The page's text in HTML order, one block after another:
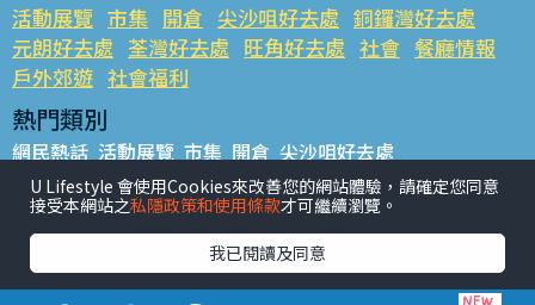
活動展覽 市集 開倉 尖沙咀好去處 銅鑼灣好去處
元朗好去處 荃灣好去處 旺角好去處 社會 餐廳情報
戶外郊遊 社會福利
熱門類別
網民熱話 活動展覽 市集 開倉 尖沙咀好去處
銅鑼灣好去處 元朗好去處 荃灣好去處 旺角好去處 社會
餐廳情報 戶外郊遊
熱門標籤
#UGO搵好去處 #人氣活動推介 #美食社群熱話
U Lifestyle 會使用Cookies來改善您的網站體驗，請確定您同意
接受本網站之私隱政策和使用條款才可繼續瀏覽。
我已閱讀及同意